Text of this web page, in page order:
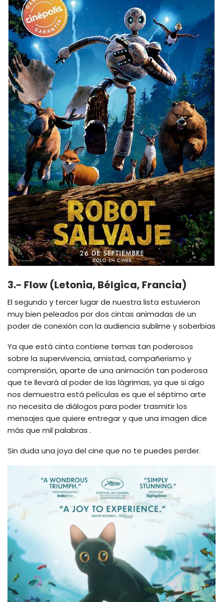
3.- Flow (Letonia, Bélgica, Francia)
El segundo y tercer lugar de nuestra lista estuvieron
muy bien peleados por dos cintas animadas de un
poder de conexión con la audiencia sublime y soberbias
Ya que está cinta contiene temas tan poderosos
sobre la supervivencia, amistad, compañerismo y
comprensión, aparte de una animación tan poderosa
que te llevará al poder de las lágrimas, ya que si algo
nos demuestra está películas es que el séptimo arte
no necesita de diálogos para poder trasmitir los
mensajes que quiere entregar y que una imagen dice
más que mil palabras .
Sin duda una joya del cine que no te puedes perder.